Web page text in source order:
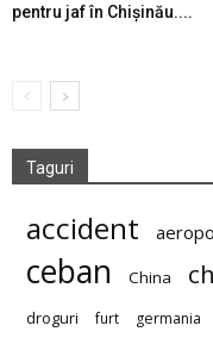
pentru jaf în Chișinău....
Taguri
accident
ceban China
droguri furt germania